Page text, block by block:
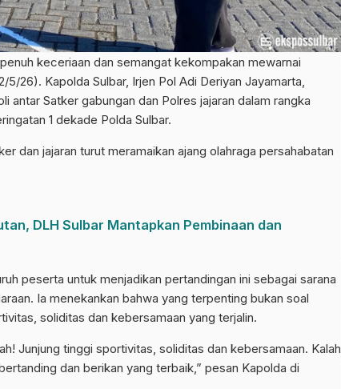
keceriaan dan semangat kekompakan mewarnai
5/26). Kapolda Sulbar, Irjen Pol Adi Deriyan Jayamarta,
antar Satker gabungan dan Polres jajaran dalam rangka
1 dekade Polda Sulbar.
dan jajaran turut meramaikan ajang olahraga persahabatan
DLH Sulbar Mantapkan Pembinaan dan
peserta untuk menjadikan pertandingan ini sebagai sarana
Ia menekankan bahwa yang terpenting bukan soal
soliditas dan kebersamaan yang terjalin.
Junjung tinggi sportivitas, soliditas dan kebersamaan. Kalah
dan berikan yang terbaik,” pesan Kapolda di